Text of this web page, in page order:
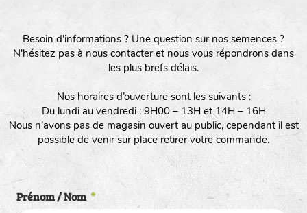
Besoin d'informations ? Une question sur nos semences ?
N'hésitez pas à nous contacter et nous vous répondrons dans
les plus brefs délais.
Nos horaires d’ouverture sont les suivants :
Du lundi au vendredi : 9H00 – 13H et 14H – 16H
Nous n’avons pas de magasin ouvert au public, cependant il est
possible de venir sur place retirer votre commande.
Prénom / Nom *